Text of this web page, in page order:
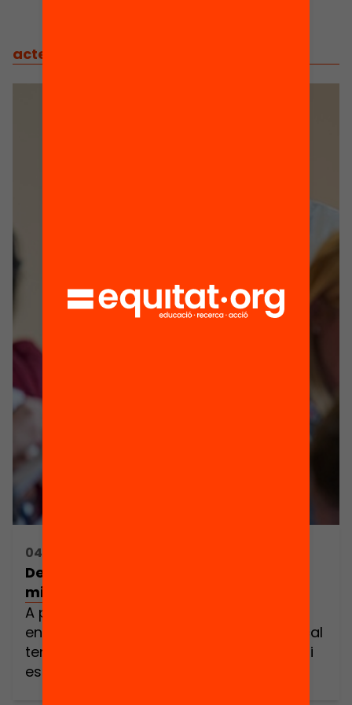
actes
04/09/2015 16:00h - 17:00h
De l’experiència a la reflexió: com
millorar la pràctica docent?
A partir de les reflexions de Doug Lemov
en l’últim Debats d’Educació sobre que cal
tenir en compte perquè tot docent pugui
esdevenir un docent excel·lent us